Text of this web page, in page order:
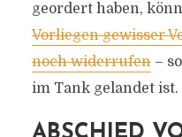
geordert haben,
Vorliegen gewisser
noch widerrufen–
im Tank gelandet ist.